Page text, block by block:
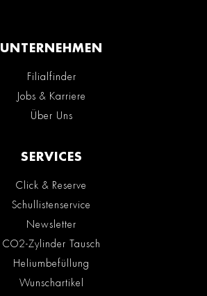
UNTERNEHMEN
Filialfinder
Jobs & Karriere
Über Uns
SERVICES
Click & Reserve
Schullistenservice
Newsletter
CO2-Zylinder Tausch
Heliumbefüllung
Wunschartikel